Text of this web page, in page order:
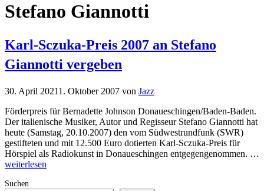
Stefano Giannotti
Karl-Sczuka-Preis 2007 an Stefano
Giannotti vergeben
30. April 20211. Oktober 2007 von Jazz
Förderpreis für Bernadette Johnson Donaueschingen/Baden-Baden.
Der italienische Musiker, Autor und Regisseur Stefano Giannotti hat
heute (Samstag, 20.10.2007) den vom Südwestrundfunk (SWR)
gestifteten und mit 12.500 Euro dotierten Karl-Sczuka-Preis für
Hörspiel als Radiokunst in Donaueschingen entgegengenommen. …
weiterlesen
Suchen